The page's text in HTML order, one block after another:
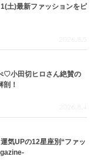
土)最新ファッションをピ
2026.8.5
♡小田切ヒロさん絶賛の
！
2026.8.4
気UPの12星座別“ファッ